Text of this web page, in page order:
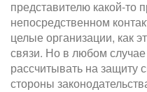
представителю какой-то
непосредственном
целые организации, как
связи. Но в любом
рассчитывать на защиту
стороны